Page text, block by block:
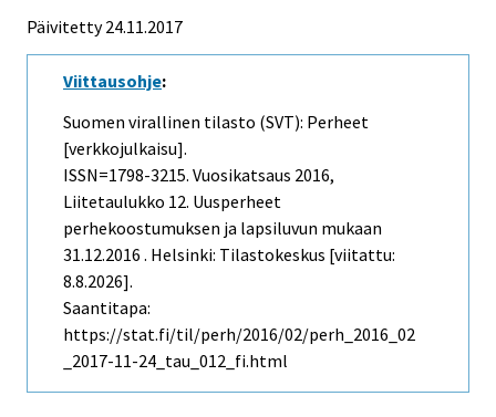
Päivitetty 24.11.2017
Viittausohje:
Suomen virallinen tilasto (SVT): Perheet
[verkkojulkaisu].
ISSN=1798-3215. Vuosikatsaus 2016,
Liitetaulukko 12. Uusperheet
perhekoostumuksen ja lapsiluvun mukaan
31.12.2016 . Helsinki: Tilastokeskus [viitattu:
8.8.2026].
Saantitapa:
https://stat.fi/til/perh/2016/02/perh_2016_02
_2017-11-24_tau_012_fi.html